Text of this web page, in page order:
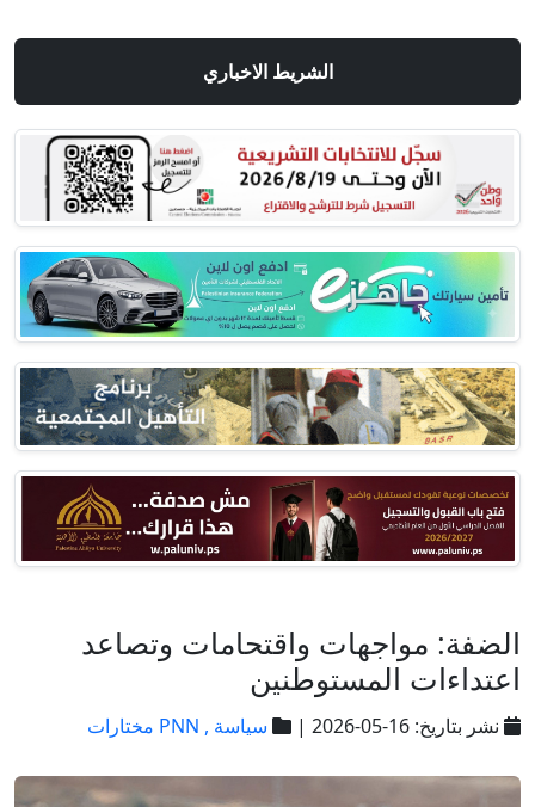
الشريط الاخباري
الضفة: مواجهات واقتحامات وتصاعد
اعتداءات المستوطنين
نشر بتاريخ: 16-05-2026 | سياسة , PNN مختارات